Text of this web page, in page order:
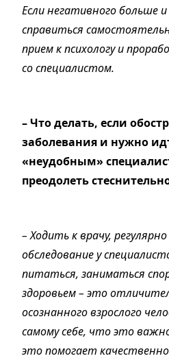
Если негативного больше
справиться
прием к психологу и
со специалистом.
– Что делать, если
заболевания и нужно
«неудобным»
преодолеть
– Ходить к врачу,
обследование у
питаться, заниматься
здоровьем – это
осознанного взрослого
самому себе, что это
это помогает